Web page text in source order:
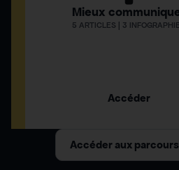
Mieux
5 ARTICLES | 3
Accéder
Accéder aux